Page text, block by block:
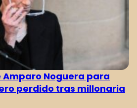
Noguera para
perdido tras millonaria